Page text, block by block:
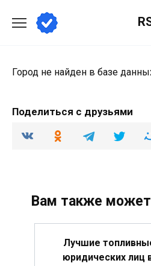
содержанию
Город не найден в базе
Поделиться с друзьями
Вам также может
Лучшие
юридических